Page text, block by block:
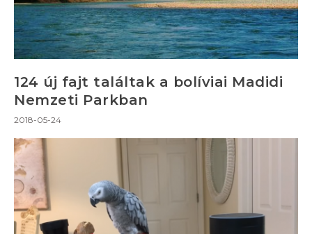
124 új fajt találtak a bolíviai Madidi
Nemzeti Parkban
2018-05-24